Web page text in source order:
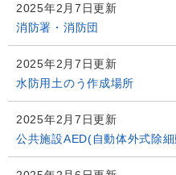
2025年2月7日更新
消防署・消防団
2025年2月7日更新
水防用土のう作成場所
2025年2月7日更新
公共施設AED(自動体外式除